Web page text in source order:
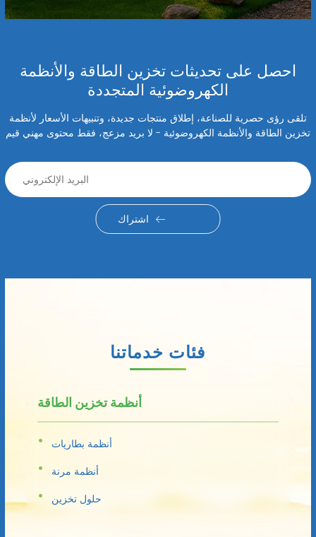
احصل على تحديثات تخزين الطاقة والأنظمة
الكهروضوئية المتجددة
تلقى رؤى حصرية للصناعة، إطلاق منتجات جديدة، وتنبيهات الأسعار لأنظمة
تخزين الطاقة والأنظمة الكهروضوئية - لا بريد مزعج، فقط محتوى مهني قيم
اشتراك
فئات خدماتنا
أنظمة تخزين الطاقة
أنظمة بطاريات
أنظمة مرنة
حلول تخزين